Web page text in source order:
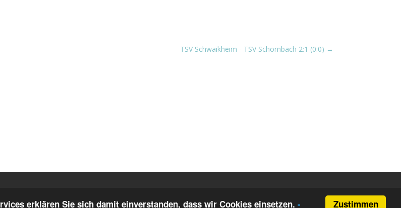
Zustimmen
erklären Sie sich damit einverstanden, dass wir Cookies einsetzen. -
TSV Schwaikheim - TSV Schornbach 2:1 (0:0) →